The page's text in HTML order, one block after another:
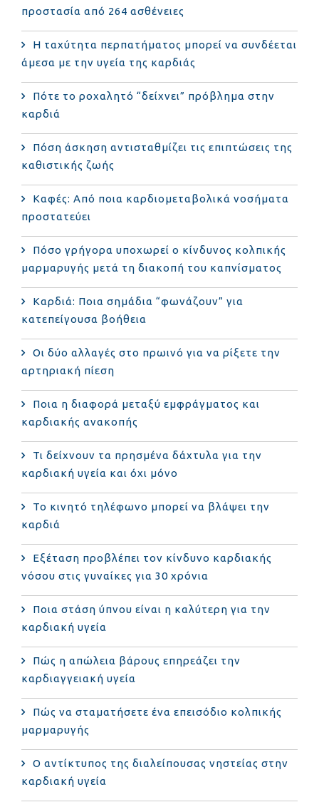
προστασία από 264 ασθένειες
Η ταχύτητα περπατήματος μπορεί να συνδέεται
άμεσα με την υγεία της καρδιάς
Πότε το ροχαλητό “δείχνει” πρόβλημα στην
καρδιά
Πόση άσκηση αντισταθμίζει τις επιπτώσεις της
καθιστικής ζωής
Καφές: Από ποια καρδιομεταβολικά νοσήματα
προστατεύει
Πόσο γρήγορα υποχωρεί ο κίνδυνος κολπικής
μαρμαρυγής μετά τη διακοπή του καπνίσματος
Καρδιά: Ποια σημάδια “φωνάζουν” για
κατεπείγουσα βοήθεια
Οι δύο αλλαγές στο πρωινό για να ρίξετε την
αρτηριακή πίεση
Ποια η διαφορά μεταξύ εμφράγματος και
καρδιακής ανακοπής
Τι δείχνουν τα πρησμένα δάχτυλα για την
καρδιακή υγεία και όχι μόνο
Το κινητό τηλέφωνο μπορεί να βλάψει την
καρδιά
Eξέταση προβλέπει τον κίνδυνο καρδιακής
νόσου στις γυναίκες για 30 χρόνια
Ποια στάση ύπνου είναι η καλύτερη για την
καρδιακή υγεία
Πώς η απώλεια βάρους επηρεάζει την
καρδιαγγειακή υγεία
Πώς να σταματήσετε ένα επεισόδιο κολπικής
μαρμαρυγής
Ο αντίκτυπος της διαλείπουσας νηστείας στην
καρδιακή υγεία